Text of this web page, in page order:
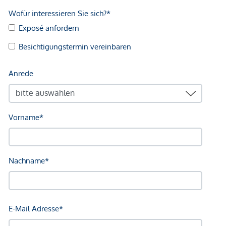
Kindergarten, Volksschule, Tankstelle und Kulturzentrum
befinden sich direkt in Breitenfurt. Ein vielseitiges
kulinarisches Angebot mit erstklassigen Restaurants bis hin
zu 2 Golfplätzen, kilometerlange Wander- und Bikestrecken,
Angebot ab. Die öffentliche Anbindung ist durch
Busverbindungen Richtung Pressbaum und Liesing mit
direkter Anbindung an das Wiener Verkehrsnetz gegeben.
Große Einkaufszentren wie Riverside und Auhofcenter sind
in ca. 15 - 20 Autominuten zu erreichen.
Kaufpreis: 1.495.000,00 EUR
Provision: 53.820,00 EUR inkl. 20% USt.
Grunderwerbssteuer: 3,5%
Grundbuchseintragungsgebühr: 1,1%